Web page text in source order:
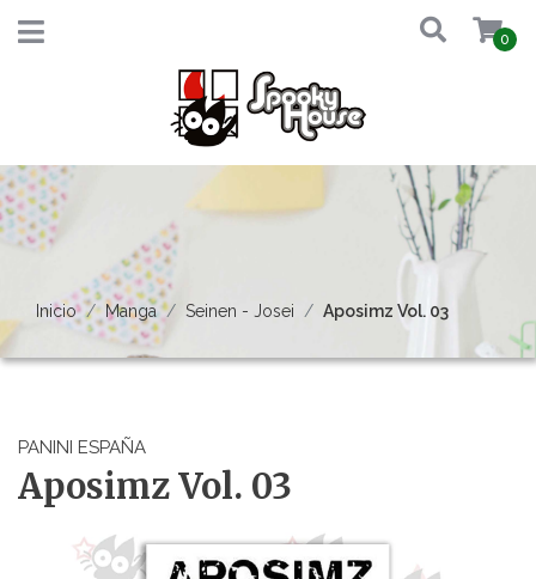
0
Inicio Manga Seinen - Josei Aposimz Vol. 03
PANINI ESPAÑA
Aposimz Vol. 03